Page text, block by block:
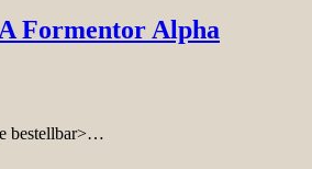
Formentor Alpha
bestellbar>…